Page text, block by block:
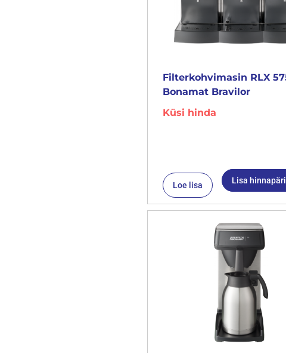
Filterkohvimasin RLX
Bonamat Bravilor
Küsi hinda
Loe lisa Lisa